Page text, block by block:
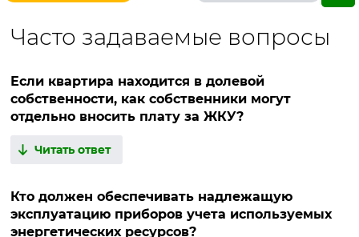
Часто задаваемые вопросы
Если квартира находится в долевой
собственности, как собственники могут
отдельно вносить плату за ЖКУ?
Читать ответ
Кто должен обеспечивать надлежащую
эксплуатацию приборов учета используемых
энергетических ресурсов?